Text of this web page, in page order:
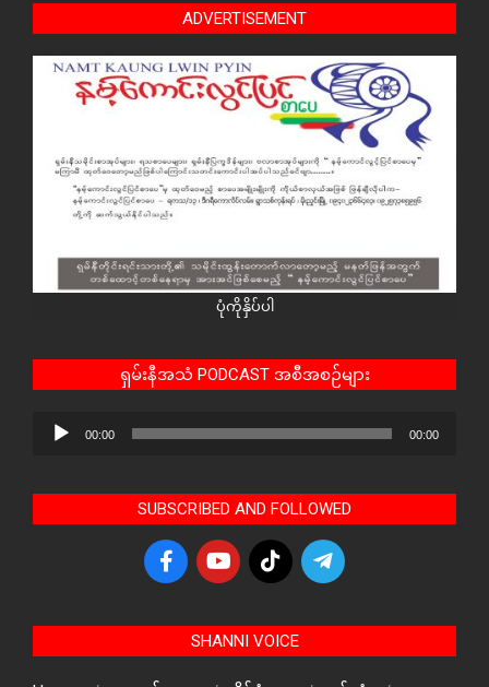
ADVERTISEMENT
ပုံကိုနှိပ်ပါ
ရှမ်းနီအသံ PODCAST အစီအစဉ်များ
Audio
00:00 00:00
SUBSCRIBED AND FOLLOWED
SHANNI VOICE